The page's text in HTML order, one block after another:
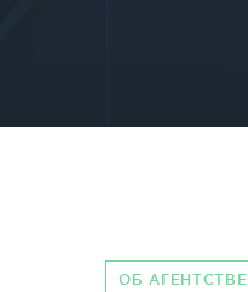
ОБ АГЕНТСТВЕ